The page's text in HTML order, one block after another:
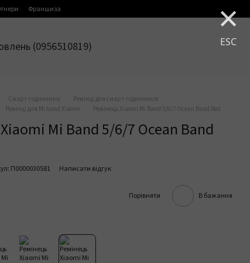
×
ESC
Франшиза
(0956510819)
Смарт-годинники
Ремінці для смарт-годинників
Ремінці для Mi band Xiaomi Ремінець Xiaomi Mi Band 5/6/7 Ocean Band Red
Mi Band 5/6/7 Ocean Band
П0000030581 Написати відгук
Порівняти В бажання